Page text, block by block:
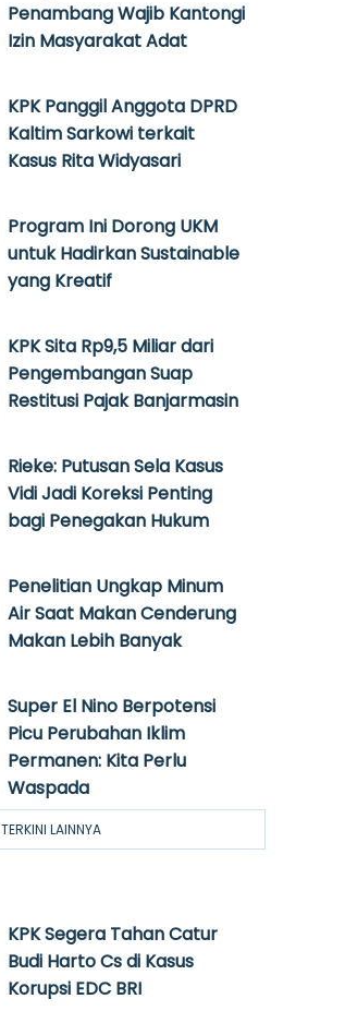
Penambang Wajib Kantongi
Izin Masyarakat Adat
KPK Panggil Anggota DPRD
Kaltim Sarkowi terkait
Kasus Rita Widyasari
Program Ini Dorong UKM
untuk Hadirkan Sustainable
yang Kreatif
KPK Sita Rp9,5 Miliar dari
Pengembangan Suap
Restitusi Pajak Banjarmasin
Rieke: Putusan Sela Kasus
Vidi Jadi Koreksi Penting
bagi Penegakan Hukum
Penelitian Ungkap Minum
Air Saat Makan Cenderung
Makan Lebih Banyak
Super El Nino Berpotensi
Picu Perubahan Iklim
Permanen: Kita Perlu
Waspada
TERKINI LAINNYA
KPK Segera Tahan Catur
Budi Harto Cs di Kasus
Korupsi EDC BRI